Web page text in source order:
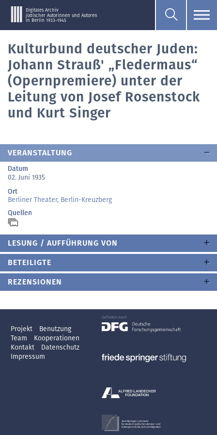
Digitales Archiv
jüdischer Autorinnen und Autoren
in Berlin 1933–1945
Kulturbund deutscher Juden:
Johann Strauß' „Fledermaus“
(Opernpremiere) unter der
Leitung von Josef Rosenstock
und Kurt Singer
VERANSTALTUNG
Datum
02. Juni 1935
Ort
Berliner Theater, Berlin-Kreuzberg
Quellen
LESUNG / AUFFÜHRUNG VON
BETEILIGTE
REZENSIONEN
Projekt
Benutzung
Team
Kooperationen
Kontakt
Datenschutz
Impressum
Axel Springer-Lehrstuhl
für deutsch-jüdische Literatur- und
Kulturgeschichte, Exil und Migration